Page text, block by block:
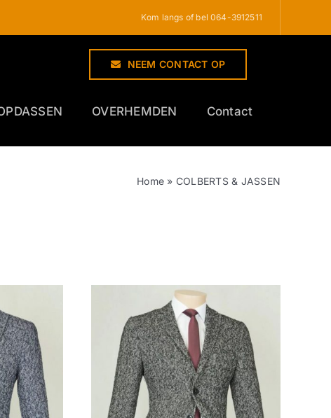
Kom langs of bel 064-3912511
NEEM CONTACT OP
OVERHEMDEN Contact
Home » COLBERTS & JASSEN